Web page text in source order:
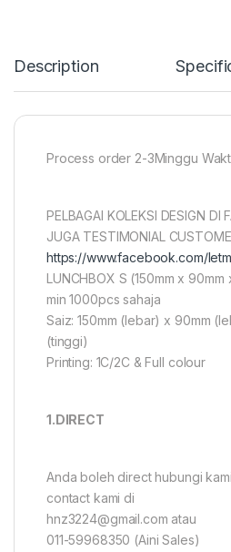
Description
Process order 2-3Minggu
PELBAGAI KOLEKSI DESIGN DI
JUGA TESTIMONIAL
https://www.facebook.com/
LUNCHBOX S (150mm x
min 1000pcs sahaja
Saiz: 150mm (lebar) x 90mm
(tinggi)
Printing: 1C/2C & Full colour
1.DIRECT
Anda boleh direct hubungi
contact kami di
hnz3224@gmail.com atau
011-59968350 (Aini Sales)